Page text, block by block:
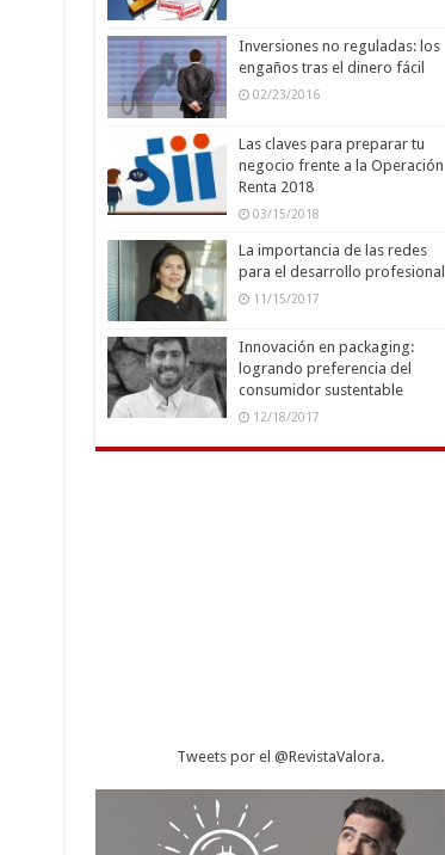
Inversiones no reguladas: los
engaños tras el dinero fácil
02/23/2016
Las claves para preparar tu
negocio frente a la Operación
Renta 2018
03/15/2018
La importancia de las redes
para el desarrollo profesional
11/15/2017
Innovación en packaging:
logrando preferencia del
consumidor sustentable
12/18/2017
Tweets por el @RevistaValora.